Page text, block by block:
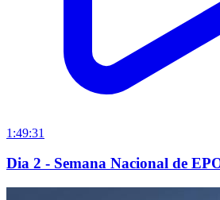
1:49:31
Dia 2 - Semana Nacional de